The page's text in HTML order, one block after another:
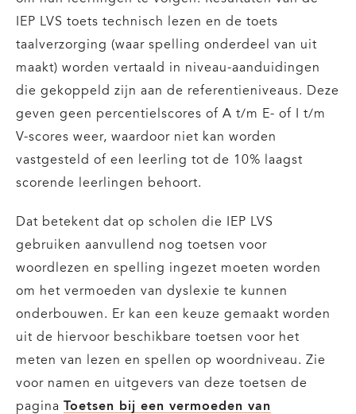
IEP LVS toets technisch lezen en de toets
taalverzorging (waar spelling onderdeel van uit
maakt) worden vertaald in niveau-aanduidingen
die gekoppeld zijn aan de referentieniveaus. Deze
geven geen percentielscores of A t/m E- of I t/m
V-scores weer, waardoor niet kan worden
vastgesteld of een leerling tot de 10% laagst
scorende leerlingen behoort.
Dat betekent dat op scholen die IEP LVS
gebruiken aanvullend nog toetsen voor
woordlezen en spelling ingezet moeten worden
om het vermoeden van dyslexie te kunnen
onderbouwen. Er kan een keuze gemaakt worden
uit de hiervoor beschikbare toetsen voor het
meten van lezen en spellen op woordniveau. Zie
voor namen en uitgevers van deze toetsen de
pagina
Toetsen bij een vermoeden van